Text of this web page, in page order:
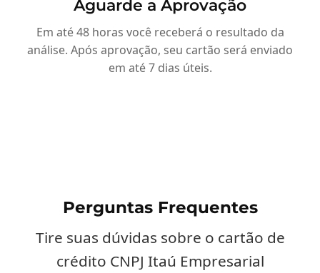
Aguarde a Aprovação
Em até 48 horas você receberá o resultado da
análise. Após aprovação, seu cartão será enviado
em até 7 dias úteis.
Perguntas Frequentes
Tire suas dúvidas sobre o cartão de
crédito CNPJ Itaú Empresarial